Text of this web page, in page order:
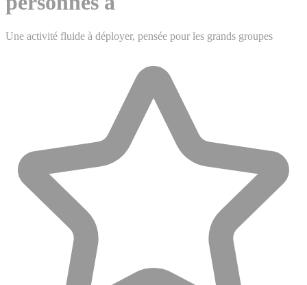
Une activité fluide à déployer, pensée pour les grands groupes